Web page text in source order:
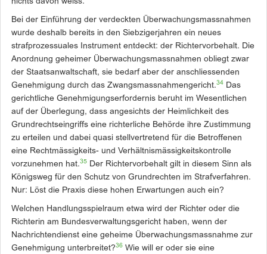
nichts davon weiss.
Bei der Einführung der verdeckten Überwachungsmassnahmen
wurde deshalb bereits in den Siebzigerjahren ein neues
strafprozessuales Instrument entdeckt: der Richtervorbehalt. Die
Anordnung geheimer Überwachungsmassnahmen obliegt zwar
der Staatsanwaltschaft, sie bedarf aber der anschlies­senden
Genehmigung durch das Zwangsmassnahmengericht.34 Das
gerichtliche Genehmigungserfordernis beruht im Wesentlichen
auf der Überlegung, dass angesichts der Heimlichkeit des
Grundrechtseingriffs eine richterliche Behörde ihre Zustimmung
zu erteilen und dabei quasi stellvertretend für die Betroffenen
eine Rechtmässigkeits- und Verhältnismässigkeitskontrolle
vorzunehmen hat.35 Der Richtervorbehalt gilt in diesem Sinn als
Königsweg für den Schutz von Grundrechten im Strafverfahren.
Nur: Löst die Praxis diese hohen Erwartungen auch ein?
Welchen Handlungsspielraum etwa wird der Richter oder die
Richterin am Bundesverwaltungsgericht haben, wenn der
Nachrichtendienst eine geheime ­Überwachungsmassnahme zur
Genehmigung unterbreitet?36 Wie will er oder sie eine